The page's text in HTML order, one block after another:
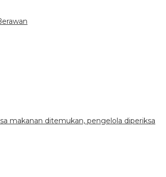
makanan ditemukan, pengelola diperiksa